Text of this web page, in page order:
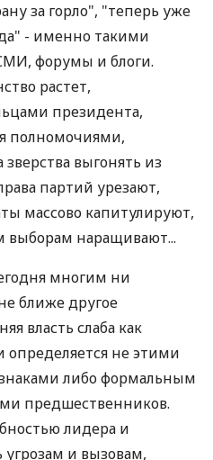
за горло", "теперь уже
- именно такими
форумы и блоги.
растет,
президента,
полномочиями,
выгонять из
партий урезают,
массово капитулируют,
наращивают...
многим ни
ближе другое
власть слаба как
определяется не этими
либо формальным
предшественников.
лидера и
и вызовам,